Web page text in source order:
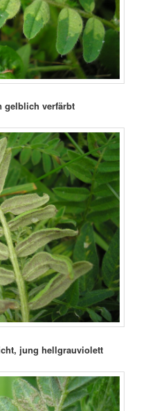
gelblich verfärbt
jung hellgrauviolett